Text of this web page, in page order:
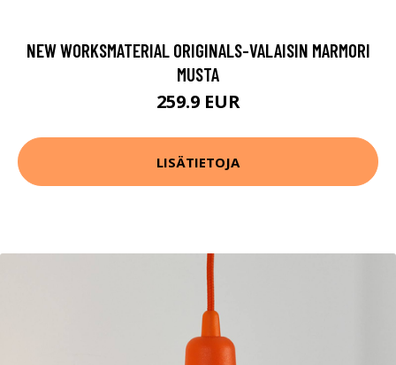
NEW WORKSMATERIAL ORIGINALS-VALAISIN MARMORI
MUSTA
259.9 EUR
LISÄTIETOJA